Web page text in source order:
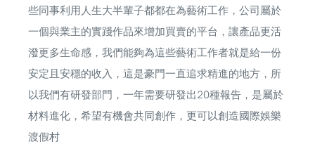
些同事利用人生大半輩子都都在為藝術工作，公司屬於
一個與業主的實踐作品來增加買賣的平台，讓產品更活
潑更多生命感，我們能夠為這些藝術工作者就是給一份
安定且安穩的收入，這是豪門一直追求精進的地方，所
以我們有研發部門，一年需要研發出20種報告，是屬於
材料進化，希望有機會共同創作，更可以創造國際娛樂
渡假村
含日本